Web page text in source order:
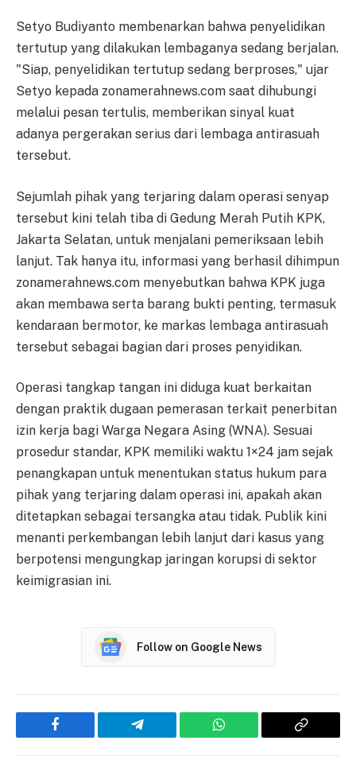
Setyo Budiyanto membenarkan bahwa penyelidikan
tertutup yang dilakukan lembaganya sedang berjalan.
"Siap, penyelidikan tertutup sedang berproses," ujar
Setyo kepada zonamerahnews.com saat dihubungi
melalui pesan tertulis, memberikan sinyal kuat
adanya pergerakan serius dari lembaga antirasuah
tersebut.
Sejumlah pihak yang terjaring dalam operasi senyap
tersebut kini telah tiba di Gedung Merah Putih KPK,
Jakarta Selatan, untuk menjalani pemeriksaan lebih
lanjut. Tak hanya itu, informasi yang berhasil dihimpun
zonamerahnews.com menyebutkan bahwa KPK juga
akan membawa serta barang bukti penting, termasuk
kendaraan bermotor, ke markas lembaga antirasuah
tersebut sebagai bagian dari proses penyidikan.
Operasi tangkap tangan ini diduga kuat berkaitan
dengan praktik dugaan pemerasan terkait penerbitan
izin kerja bagi Warga Negara Asing (WNA). Sesuai
prosedur standar, KPK memiliki waktu 1×24 jam sejak
penangkapan untuk menentukan status hukum para
pihak yang terjaring dalam operasi ini, apakah akan
ditetapkan sebagai tersangka atau tidak. Publik kini
menanti perkembangan lebih lanjut dari kasus yang
berpotensi mengungkap jaringan korupsi di sektor
keimigrasian ini.
Follow on Google News
Facebook Telegram WhatsApp
Copy